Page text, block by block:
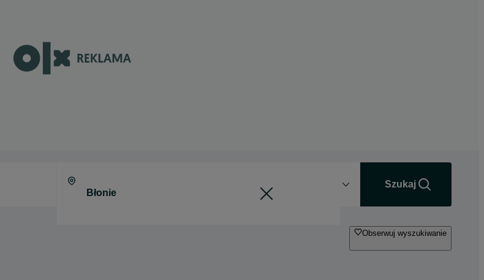
Szukaj
Obserwuj wyszukiwanie